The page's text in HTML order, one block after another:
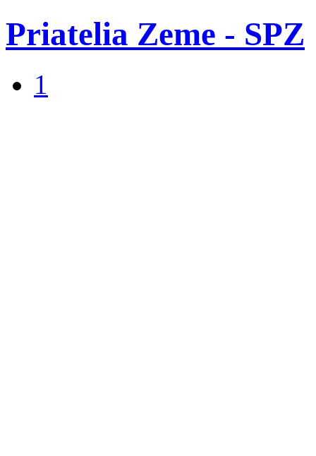
Priatelia Zeme - SPZ
1